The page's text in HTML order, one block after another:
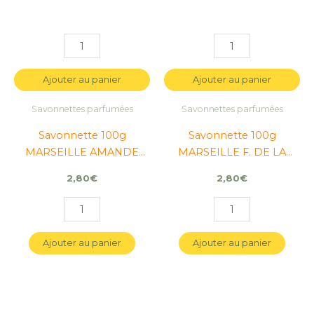
Ajouter au panier
Savonnettes parfumées
Savonnette 100g
MARSEILLE AMANDE
2,80€
Ajouter au panier
Ajouter au panier
Savonnettes parfumées
Savonnette 100g
MARSEILLE F. DE LA
2,80€
Ajouter au panier